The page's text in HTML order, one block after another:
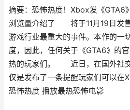
摘要：恐怖热度！Xbox发《GTA6
浏览量介绍了 将于11月19日发
游戏行业最重大的事件。本作的一
度，因此，任何关于《GTA6》的
热的玩家们。 近日，在国外社
仅是发布了一条提醒玩家们可以在
恐怖热度 播放最热恐怖电影